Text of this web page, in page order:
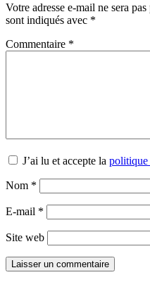
Votre adresse e-mail ne sera
sont indiqués avec *
Commentaire *
J’ai lu et accepte la politique
Nom *
E-mail *
Site web